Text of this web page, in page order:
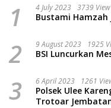
1 4 July 2023 3739 View
Bustami Hamzah
2 9 August 2023 1925
BSI Luncurkan
3 6 April 2023 1261
Polsek Ulee
Trotoar